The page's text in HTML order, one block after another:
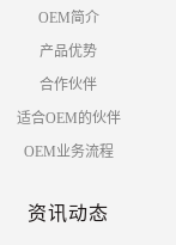
OEM简介
产品优势
合作伙伴
适合OEM的伙伴
OEM业务流程
资讯动态